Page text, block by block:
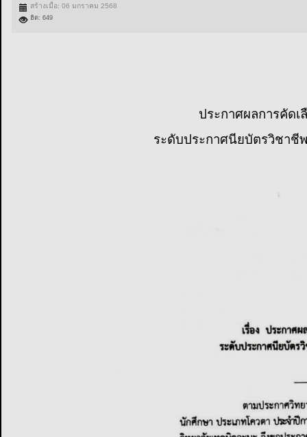
สร้างเมื่อ: 06 มกราคม 2568
ฮิต: 649
ประกาศผลการคัดเ
ระดับประกาศนียบัตรวิชาชี